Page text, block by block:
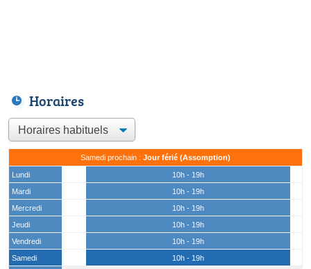
Horaires
Samedi prochain : Jour férié (Assomption)
Lundi
10h - 19h
Mardi
10h - 19h
Mercredi
10h - 19h
Jeudi
10h - 19h
Vendredi
10h - 19h
Samedi
10h - 19h